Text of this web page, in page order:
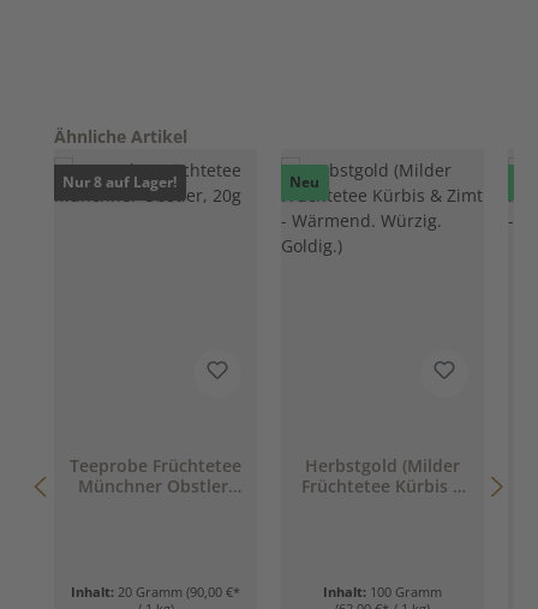
Produktgalerie überspringen
Ähnliche Artikel
Nur 8 auf Lager!
Teeprobe Früchtetee
Münchner Obstler,
Inhalt: 20 Gramm (90,00 €*
Neu
Herbstgold (Milder
Früchtetee Kürbis &
Inhalt: 100 Gramm